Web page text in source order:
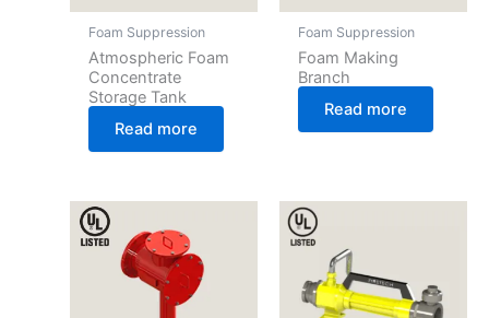
Foam Suppression
Atmospheric Foam
Concentrate
Storage Tank
Read more
Foam Suppression
Foam Making
Branch
Read more